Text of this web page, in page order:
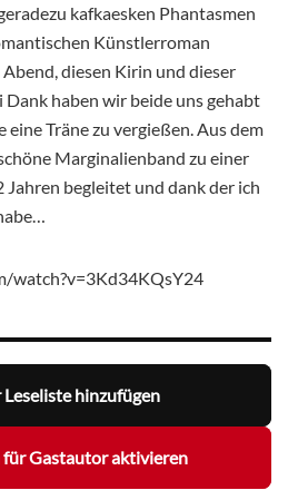
kafkaesken Phantasmen
Künstlerroman
diesen Kirin und dieser
Dank haben wir beide uns gehabt
eine Träne zu vergießen. Aus dem
Marginalienband zu einer
Jahren begleitet und dank der ich
watch?v=3Kd34KQsY24
Leseliste hinzufügen
Gastautor aktivieren